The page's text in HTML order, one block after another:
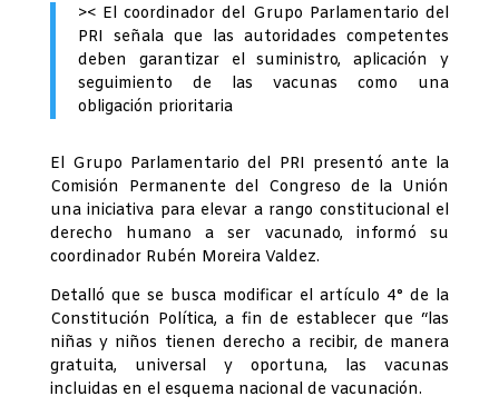
>< El coordinador del Grupo Parlamentario del
PRI señala que las autoridades competentes
deben garantizar el suministro, aplicación y
seguimiento de las vacunas como una
obligación prioritaria
El Grupo Parlamentario del PRI presentó ante la
Comisión Permanente del Congreso de la Unión
una iniciativa para elevar a rango constitucional el
derecho humano a ser vacunado, informó su
coordinador Rubén Moreira Valdez.
Detalló que se busca modificar el artículo 4° de la
Constitución Política, a fin de establecer que “las
niñas y niños tienen derecho a recibir, de manera
gratuita, universal y oportuna, las vacunas
incluidas en el esquema nacional de vacunación.